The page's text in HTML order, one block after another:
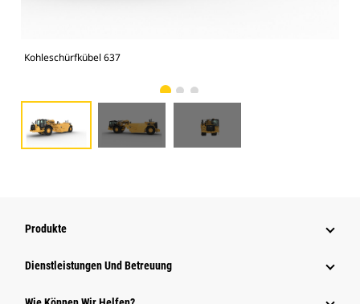
Kohleschürfkübel 637
Produkte
Dienstleistungen Und Betreuung